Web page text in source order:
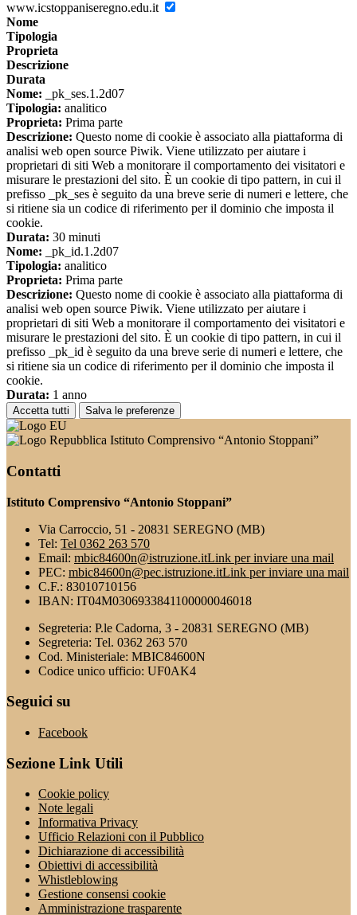
www.icstoppaniseregno.edu.it
Nome
Tipologia
Proprieta
Descrizione
Durata
Nome: _pk_ses.1.2d07
Tipologia: analitico
Proprieta: Prima parte
Descrizione: Questo nome di cookie è associato alla piattaforma di
analisi web open source Piwik. Viene utilizzato per aiutare i
proprietari di siti Web a monitorare il comportamento dei visitatori e
misurare le prestazioni del sito. È un cookie di tipo pattern, in cui il
prefisso _pk_ses è seguito da una breve serie di numeri e lettere, che
si ritiene sia un codice di riferimento per il dominio che imposta il
cookie.
Durata: 30 minuti
Nome: _pk_id.1.2d07
Tipologia: analitico
Proprieta: Prima parte
Descrizione: Questo nome di cookie è associato alla piattaforma di
analisi web open source Piwik. Viene utilizzato per aiutare i
proprietari di siti Web a monitorare il comportamento dei visitatori e
misurare le prestazioni del sito. È un cookie di tipo pattern, in cui il
prefisso _pk_id è seguito da una breve serie di numeri e lettere, che
si ritiene sia un codice di riferimento per il dominio che imposta il
cookie.
Durata: 1 anno
Accetta tutti Salva le preferenze
Istituto Comprensivo “Antonio Stoppani”
Contatti
Istituto Comprensivo “Antonio Stoppani”
Via Carroccio, 51 - 20831 SEREGNO (MB)
Tel: Tel 0362 263 570
Email: mbic84600n@istruzione.itLink per inviare una mail
PEC: mbic84600n@pec.istruzione.itLink per inviare una mail
C.F.: 83010710156
IBAN: IT04M0306933841100000046018
Segreteria: P.le Cadorna, 3 - 20831 SEREGNO (MB)
Segreteria: Tel. 0362 263 570
Cod. Ministeriale: MBIC84600N
Codice unico ufficio: UF0AK4
Seguici su
Facebook
Sezione Link Utili
Cookie policy
Note legali
Informativa Privacy
Ufficio Relazioni con il Pubblico
Dichiarazione di accessibilità
Obiettivi di accessibilità
Whistleblowing
Gestione consensi cookie
Amministrazione trasparente